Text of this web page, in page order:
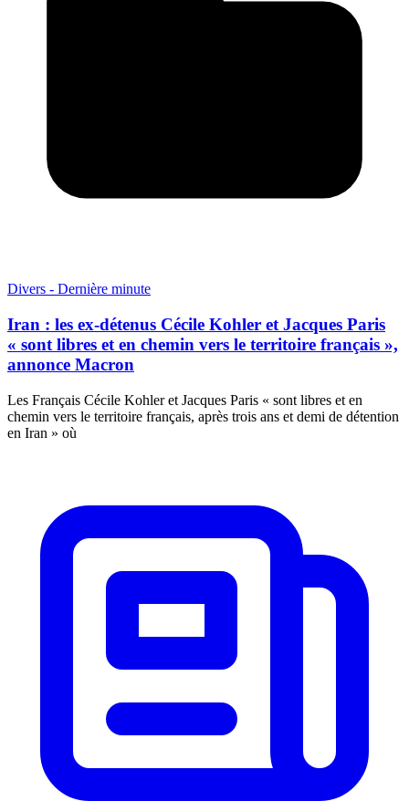
Divers - Dernière minute
Iran : les ex-détenus Cécile Kohler et Jacques Paris
« sont libres et en chemin vers le territoire français »,
annonce Macron
Les Français Cécile Kohler et Jacques Paris « sont libres et en
chemin vers le territoire français, après trois ans et demi de détention
en Iran » où